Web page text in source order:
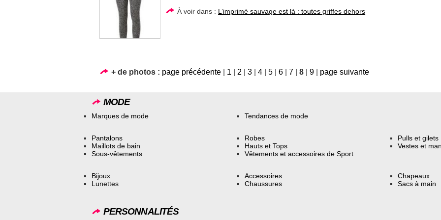
À voir dans : L’imprimé sauvage est là : toutes griffes dehors
+ de photos : page précédente 1 2 3 4 5 6 7 8 9 page suivante
MODE
Marques de mode Tendances de mode
Pantalons
Maillots de bain
Sous-vêtements
Robes
Hauts et Tops
Vêtements et accessoires de Sport
Pulls et gilets
Vestes et
Bijoux
Lunettes
Accessoires
Chaussures
Chapeaux
Sacs à main
PERSONNALITÉS